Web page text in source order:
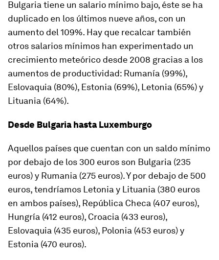
Bulgaria tiene un salario mínimo bajo, éste se ha
duplicado en los últimos nueve años, con un
aumento del 109%. Hay que recalcar también
otros salarios mínimos han experimentado un
crecimiento meteórico desde 2008 gracias a los
aumentos de productividad: Rumanía (99%),
Eslovaquia (80%), Estonia (69%), Letonia (65%) y
Lituania (64%).
Desde Bulgaria hasta Luxemburgo
Aquellos países que cuentan con un saldo mínimo
por debajo de los 300 euros son Bulgaria (235
euros) y Rumania (275 euros). Y por debajo de 500
euros, tendríamos Letonia y Lituania (380 euros
en ambos países), República Checa (407 euros),
Hungría (412 euros), Croacia (433 euros),
Eslovaquia (435 euros), Polonia (453 euros) y
Estonia (470 euros).